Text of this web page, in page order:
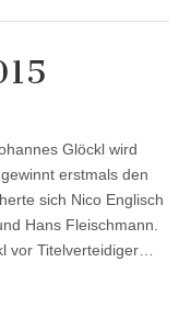
Glöckl wird
erstmals den
sich Nico Englisch
Hans Fleischmann.
vor Titelverteidiger…